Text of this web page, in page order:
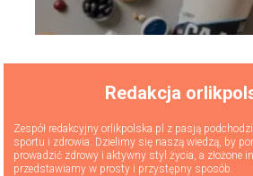
Redakcja
Zespół redakcyjny orlikpolska.pl z pasją
sportu i zdrowia. Dzielimy się naszą wiedzą, by
prowadzić zdrowy i aktywny styl życia, a złożone
przedstawiamy w prosty i przystępny sposób.